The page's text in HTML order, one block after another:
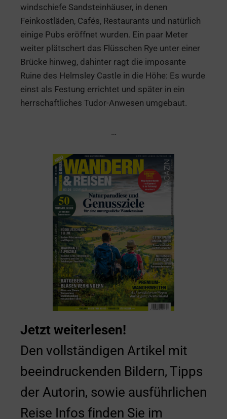
windschiefe Sandsteinhäuser, in denen
Feinkostläden, Cafés, Restaurants und natürlich
einige Pubs eröffnet wurden. Ein paar Meter
weiter plätschert das Flüsschen Rye unter einer
Brücke hinweg, dahinter ragt die imposante
Ruine des Helmsley Castle in die Höhe: Es wurde
einst als Festung errichtet und später in ein
herrschaftliches Tudor-Anwesen umgebaut.
…
Jetzt weiterlesen!
Den vollständigen Artikel mit
beeindruckenden Bildern, Tipps
der Autorin, sowie ausführlichen
Reise Infos finden Sie im